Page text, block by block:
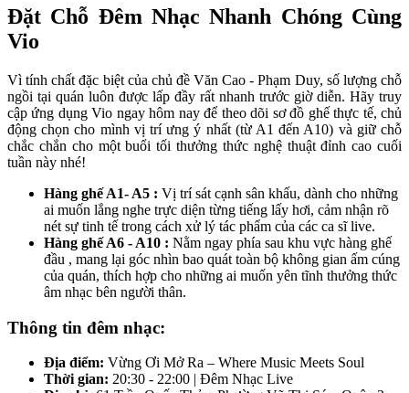
Đặt Chỗ Đêm Nhạc Nhanh Chóng Cùng
Vio
Vì tính chất đặc biệt của chủ đề Văn Cao - Phạm Duy, số lượng chỗ
ngồi tại quán luôn được lấp đầy rất nhanh trước giờ diễn. Hãy truy
cập ứng dụng Vio ngay hôm nay để theo dõi sơ đồ ghế thực tế, chủ
động chọn cho mình vị trí ưng ý nhất (từ A1 đến A10) và giữ chỗ
chắc chắn cho một buổi tối thưởng thức nghệ thuật đỉnh cao cuối
tuần này nhé!
Hàng ghế A1- A5 : Vị trí sát cạnh sân khấu, dành cho những
ai muốn lắng nghe trực diện từng tiếng lấy hơi, cảm nhận rõ
nét sự tinh tế trong cách xử lý tác phẩm của các ca sĩ live.
Hàng ghế A6 - A10 : Nằm ngay phía sau khu vực hàng ghế
đầu , mang lại góc nhìn bao quát toàn bộ không gian ấm cúng
của quán, thích hợp cho những ai muốn yên tĩnh thưởng thức
âm nhạc bên người thân.
Thông tin đêm nhạc:
Địa điểm: Vừng Ơi Mở Ra – Where Music Meets Soul
Thời gian: 20:30 - 22:00 | Đêm Nhạc Live